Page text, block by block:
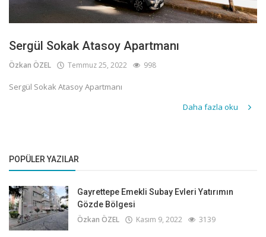
Sergül Sokak Atasoy Apartmanı
Özkan ÖZEL Temmuz 25, 2022 998
Sergül Sokak Atasoy Apartmanı
Daha fazla oku
POPÜLER YAZILAR
Gayrettepe Emekli Subay Evleri Yatırımın
Gözde Bölgesi
Özkan ÖZEL Kasım 9, 2022 3139